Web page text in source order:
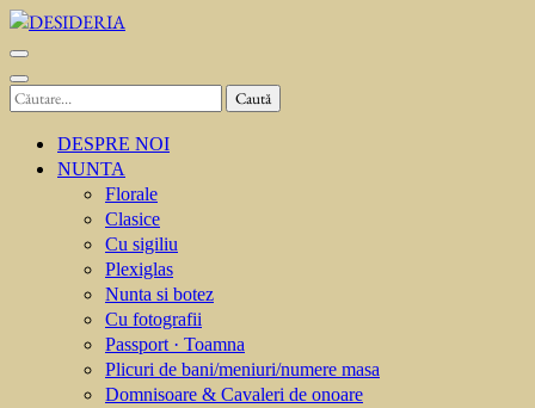
Sari
la
conținut
(apasă
Caută
DESPRE NOI
NUNTA
Florale
Clasice
Cu sigiliu
Plexiglas
Nunta si botez
Cu fotografii
Passport · Toamna
Plicuri de bani/meniuri/numere masa
Domnisoare & Cavaleri de onoare